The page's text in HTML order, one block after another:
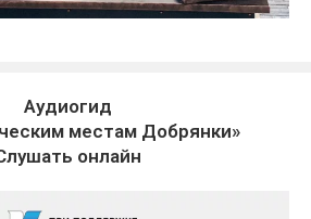
Аудиогид
местам Добрянки»
онлайн